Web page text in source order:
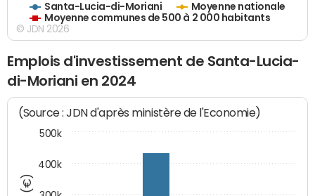
Santa-Lucia-di-Moriani
Moyenne nationale
Moyenne communes de 500 à 2 000 habitants
© JDN 2026
Emplois d'investissement de Santa-Lucia-
di-Moriani en 2024
(Source : JDN d'après ministère de l'Economie)
400k
500k